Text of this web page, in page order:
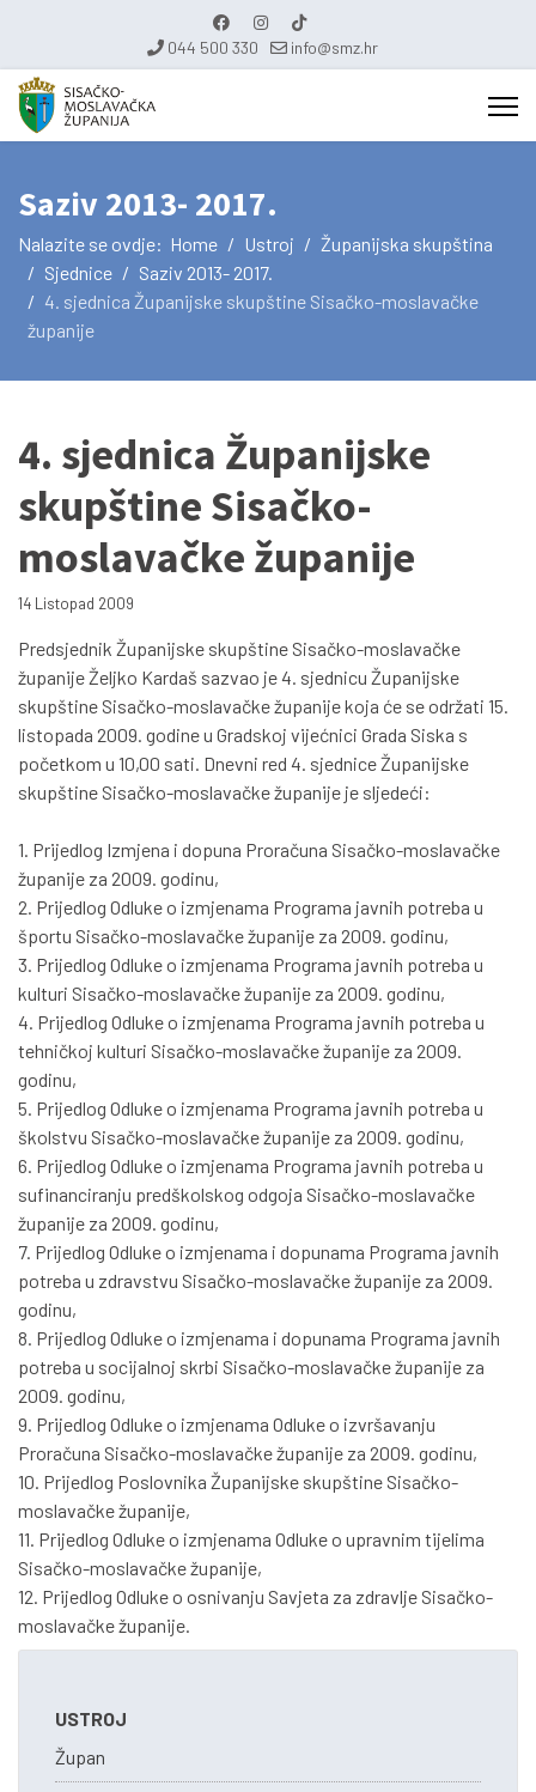
044 500 330 info@smz.hr
Saziv 2013- 2017.
Nalazite se ovdje: Home Ustroj
Županijska skupština
Sjednice
Saziv 2013- 2017.
4. sjednica Županijske skupštine Sisačko-moslavačke
županije
4. sjednica Županijske
skupštine Sisačko-
moslavačke županije
14 Listopad 2009
Predsjednik Županijske skupštine Sisačko-moslavačke
županije Željko Kardaš sazvao je 4. sjednicu Županijske
skupštine Sisačko-moslavačke županije koja će se održati 15.
listopada 2009. godine u Gradskoj vijećnici Grada Siska s
početkom u 10,00 sati. Dnevni red 4. sjednice Županijske
skupštine Sisačko-moslavačke županije je sljedeći:
1. Prijedlog Izmjena i dopuna Proračuna Sisačko-moslavačke
županije za 2009. godinu,
2. Prijedlog Odluke o izmjenama Programa javnih potreba u
športu Sisačko-moslavačke županije za 2009. godinu,
3. Prijedlog Odluke o izmjenama Programa javnih potreba u
kulturi Sisačko-moslavačke županije za 2009. godinu,
4. Prijedlog Odluke o izmjenama Programa javnih potreba u
tehničkoj kulturi Sisačko-moslavačke županije za 2009.
godinu,
5. Prijedlog Odluke o izmjenama Programa javnih potreba u
školstvu Sisačko-moslavačke županije za 2009. godinu,
6. Prijedlog Odluke o izmjenama Programa javnih potreba u
sufinanciranju predškolskog odgoja Sisačko-moslavačke
županije za 2009. godinu,
7. Prijedlog Odluke o izmjenama i dopunama Programa javnih
potreba u zdravstvu Sisačko-moslavačke županije za 2009.
godinu,
8. Prijedlog Odluke o izmjenama i dopunama Programa javnih
potreba u socijalnoj skrbi Sisačko-moslavačke županije za
2009. godinu,
9. Prijedlog Odluke o izmjenama Odluke o izvršavanju
Proračuna Sisačko-moslavačke županije za 2009. godinu,
10. Prijedlog Poslovnika Županijske skupštine Sisačko-
moslavačke županije,
11. Prijedlog Odluke o izmjenama Odluke o upravnim tijelima
Sisačko-moslavačke županije,
12. Prijedlog Odluke o osnivanju Savjeta za zdravlje Sisačko-
moslavačke županije.
USTROJ
Župan